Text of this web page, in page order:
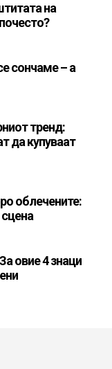
на
сончаме – а
тренд:
да купуваат
облечените:
овие 4 знаци